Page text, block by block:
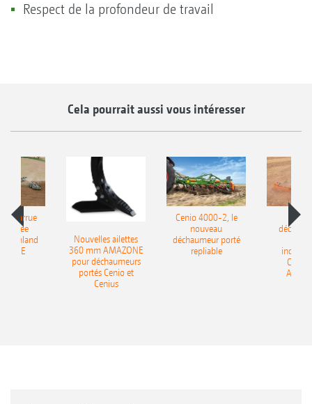
Respect de la profondeur de travail
Cela pourrait aussi vous intéresser
charrue
portée
Onland
Nouvelles ailettes
360 mm AMAZONE
pour déchaumeurs
portés Cenio et
Cenius
Cenio 4000-2, le
nouveau
déchaumeur porté
repliable